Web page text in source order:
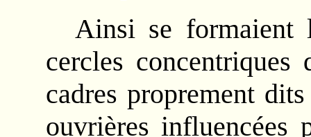
Ainsi se formaient
cercles
cadres proprement
ouvrières